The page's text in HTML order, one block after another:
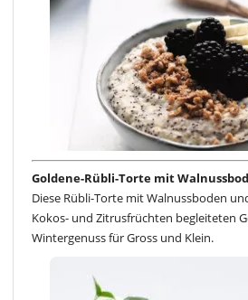
Goldene-Rübli-Torte mit
Diese Rübli-Torte mit Walnussboden
Kokos- und Zitrusfrüchten begleiteten
Wintergenuss für Gross und Klein.